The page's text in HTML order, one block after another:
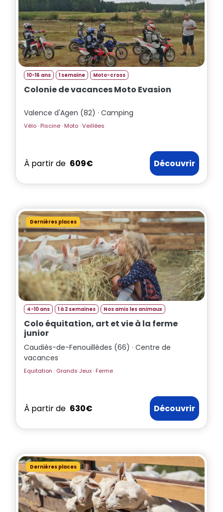
10-16 ans 1 semaine Moto-cross
Colonie de vacances Moto Evasion
Valence d'Agen (82) · Camping
Vélo · Piscine · Moto · Veillées
À partir de 609€ Découvrir
Dernières places
4-10 ans 1 à 2 semaines Nos amis les animaux
Colo équitation, art et vie à la ferme
junior
Caudiès-de-Fenouillèdes (66) · Centre de
vacances
Equitation · Grands Jeux · Ferme
À partir de 630€ Découvrir
Dernières places